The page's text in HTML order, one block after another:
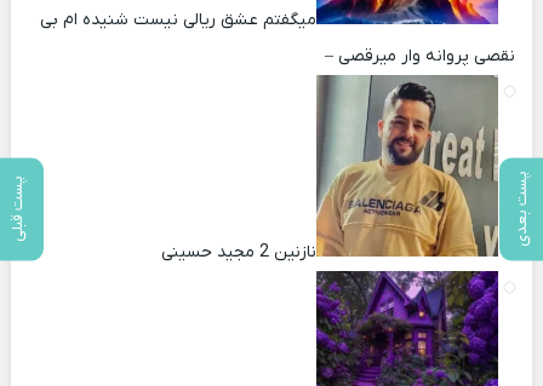
پست بعدی پست قبلی
میگفتم عشق ریالی نیست شنیده ام بی
نقصی پروانه وار میرقصی –
نازنین 2 مجید حسینی